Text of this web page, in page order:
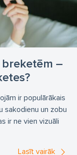
–
ir populārākais
sakodienu un zobu
ir ne vien vizuāli
Lasīt vairāk